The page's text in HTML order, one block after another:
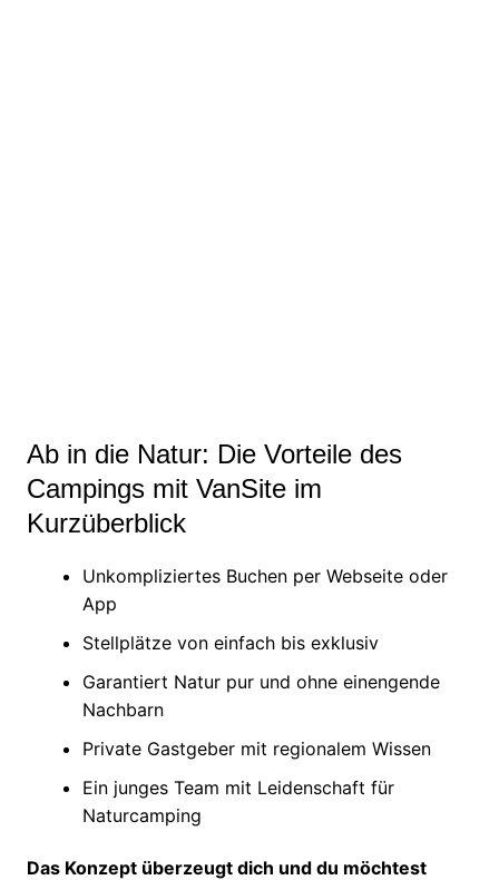
Ab in die Natur: Die Vorteile des
Campings mit VanSite im
Kurzüberblick
Unkompliziertes Buchen per Webseite oder
App
Stellplätze von einfach bis exklusiv
Garantiert Natur pur und ohne einengende
Nachbarn
Private Gastgeber mit regionalem Wissen
Ein junges Team mit Leidenschaft für
Naturcamping
Das Konzept überzeugt dich und du möchtest